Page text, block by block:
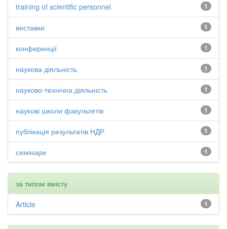
1
training of scientific personnel
1
виставки
1
конференції
1
наукова діяльність
1
науково-технічна діяльність
1
наукові школи факультетів
1
публікація результатів НДР
1
семінари
за типом вмісту
1
Article